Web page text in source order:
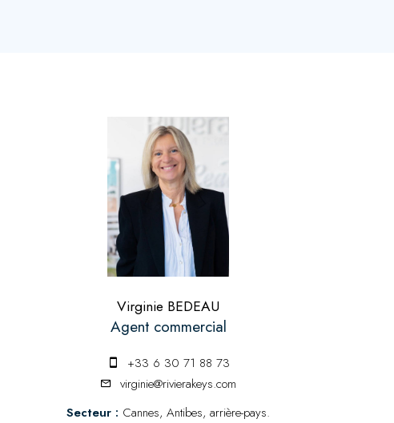
Virginie BEDEAU
Agent commercial
+33 6 30 71 88 73
virginie@rivierakeys.com
Secteur : Cannes, Antibes, arrière-pays.